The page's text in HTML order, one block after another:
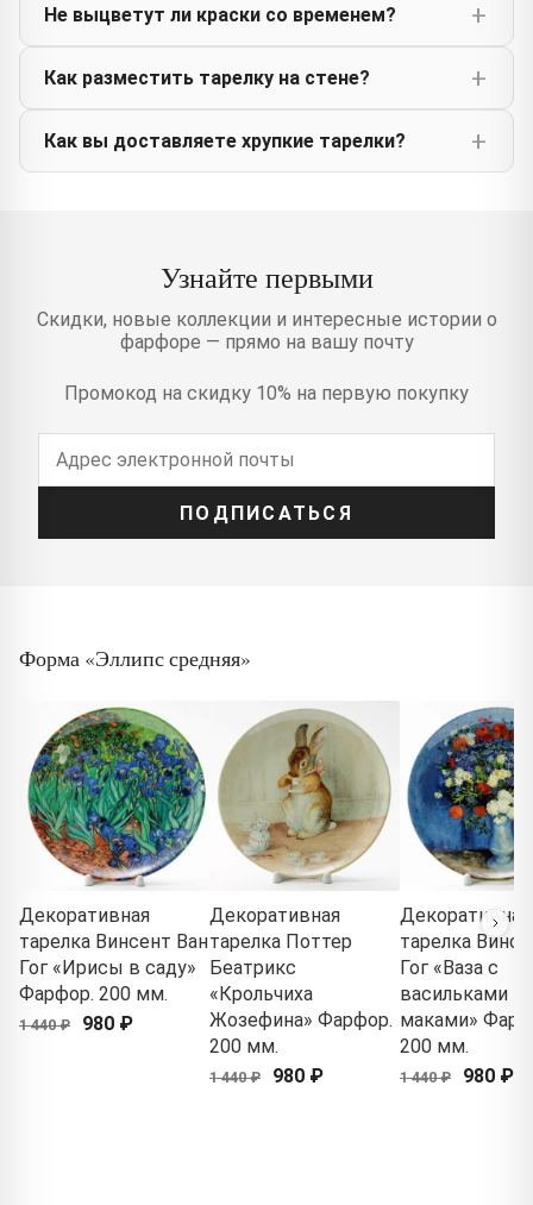
Не выцветут ли краски со временем?
Как разместить тарелку на стене?
Как вы доставляете хрупкие тарелки?
Узнайте первыми
Скидки, новые коллекции и интересные истории о
фарфоре — прямо на вашу почту
Промокод на скидку 10% на первую покупку
ПОДПИСАТЬСЯ
Форма «Эллипс средняя»
Декоративная
тарелка Винсент Ван
Гог «Ирисы в саду»
Фарфор. 200 мм.
1 440 ₽ 980 ₽
Декоративная
тарелка Поттер
Беатрикс
«Крольчиха
Жозефина» Фарфор.
200 мм.
1 440 ₽ 980 ₽
Декоративная
тарелка
Гог «Ваза с
васильками и
маками»
200 мм.
1 440 ₽ 980 ₽